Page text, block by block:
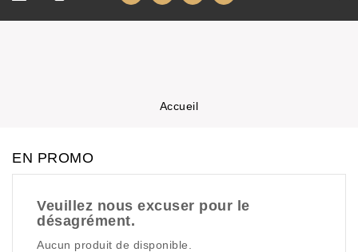
Accueil
EN PROMO
Veuillez nous excuser pour le
désagrément.
Aucun produit de disponible.